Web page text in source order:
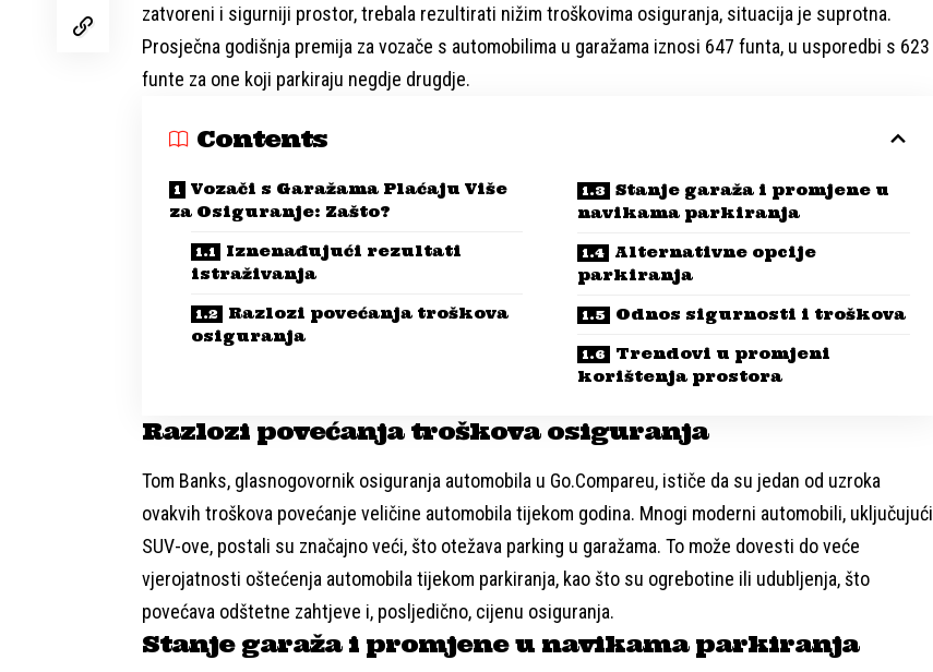
zatvoreni i sigurniji prostor, trebala rezultirati nižim troškovima osiguranja, situacija je suprotna.
Prosječna godišnja premija za vozače s automobilima u garažama iznosi 647 funta, u usporedbi s 623
funte za one koji parkiraju negdje drugdje.
Contents
Vozači s Garažama Plaćaju Više
za Osiguranje: Zašto?
Iznenađujući rezultati
istraživanja
Razlozi povećanja troškova
osiguranja
Stanje garaža i promjene u
navikama parkiranja
Alternativne opcije
parkiranja
Odnos sigurnosti i troškova
Trendovi u promjeni
korištenja prostora
Razlozi povećanja troškova osiguranja
Tom Banks, glasnogovornik osiguranja automobila u Go.Compareu, ističe da su jedan od uzroka
ovakvih troškova povećanje veličine automobila tijekom godina. Mnogi moderni automobili, uključujući
SUV-ove, postali su značajno veći, što otežava parking u garažama. To može dovesti do veće
vjerojatnosti oštećenja automobila tijekom parkiranja, kao što su ogrebotine ili udubljenja, što
povećava odštetne zahtjeve i, posljedično, cijenu osiguranja.
Stanje garaža i promjene u navikama parkiranja